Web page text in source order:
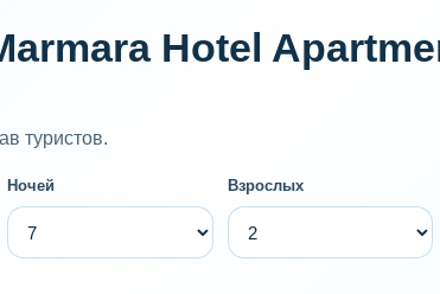
Hotel
туристов.
Ночей Взрослых